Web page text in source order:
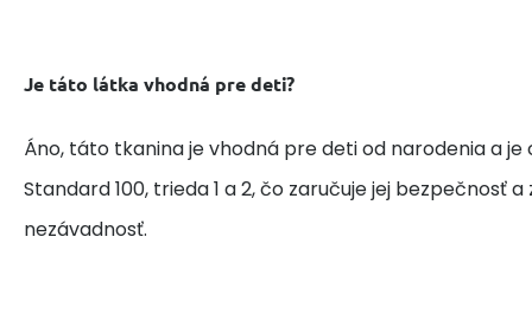
Je táto látka vhodná pre deti?
Áno, táto tkanina je vhodná pre deti od narodenia a
Standard 100, trieda 1 a 2, čo zaručuje jej bezpečnosť
nezávadnosť.